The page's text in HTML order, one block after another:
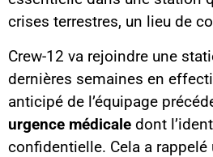
crises terrestres, un lieu de
Crew-12 va rejoindre une
dernières semaines en
anticipé de l’équipage
urgence médicale dont
confidentielle. Cela a rappelé